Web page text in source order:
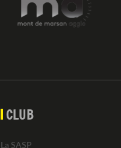
CLUB
La SASP